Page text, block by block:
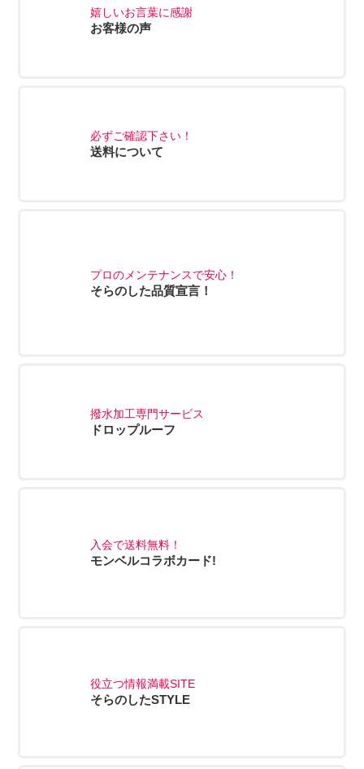
嬉しいお言葉に感謝
お客様の声
必ずご確認下さい！
送料について
プロのメンテナンスで安心！
そらのした品質宣言！
撥水加工専門サービス
ドロップルーフ
入会で送料無料！
モンベルコラボカード!
役立つ情報満載SITE
そらのしたSTYLE